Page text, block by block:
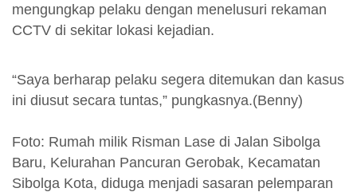
mengungkap pelaku dengan menelusuri rekaman
CCTV di sekitar lokasi kejadian.
“Saya berharap pelaku segera ditemukan dan kasus
ini diusut secara tuntas,” pungkasnya.(Benny)
Foto: Rumah milik Risman Lase di Jalan Sibolga
Baru, Kelurahan Pancuran Gerobak, Kecamatan
Sibolga Kota, diduga menjadi sasaran pelemparan